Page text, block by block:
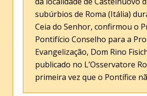
subúrbios de Roma (Itália)
Ceia do Senhor, confirmou o
Pontifício Conselho para a
Evangelização, Dom Rino
publicado no L’Osservatore
primeira vez que o Pontífice